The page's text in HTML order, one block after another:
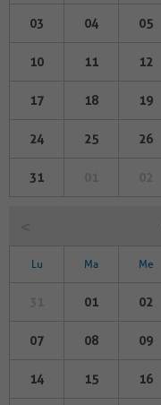
03 04 05
10 11 12
17 18 19
24 25 26
31
Lu Ma Me
01 02
07 08 09
14 15 16